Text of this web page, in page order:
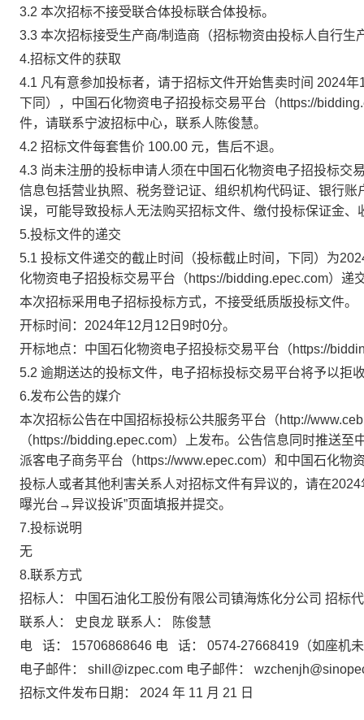
3.2 本次招标不接受联合体投标联合体投标。
3.3 本次招标接受生产商/制造商（招标物资由投标人自行
4.招标文件的获取
4.1 凡有意参加投标者，请于招标文件开始售卖时间 2024年
下同），中国石化物资电子招投标交易平台（https://
件，请联系宁波招标中心，联系人陈俊慧。
4.2 招标文件每套售价 100.00 元，售后不退。
4.3 尚未注册的投标申请人须在中国石化物资电子招投标交
信息包括营业执照、税务登记证、组织机构代码证、银行
误，可能导致投标人无法购买招标文件、缴付投标保证金
5.投标文件的递交
5.1 投标文件递交的截止时间（投标截止时间，下同）为
化物资电子招投标交易平台（https://bidding.epec.com）递
本次招标采用电子招标投标方式，不接受纸质版投标文件。
开标时间：2024年12月12日9时0分。
开标地点：中国石化物资电子招投标交易平台（https://
5.2 逾期送达的投标文件，电子招标投标交易平台将予以拒
6.发布公告的媒介
本次招标公告在中国招标投标公共服务平台（http://
（https://bidding.epec.com）上发布。公告信息同时推送
派客电子商务平台（https://www.epec.com）和中国石化物
投标人或者其他利害关系人对招标文件有异议的，请在
曝光台→异议投诉”页面填报并提交。
7.投标说明
无
8.联系方式
招标人：
中国石油化工股份有限公司镇海炼化分公司 招标
联系人：
史良龙 联系人：
陈俊慧
电 话：
15706868646 电 话：
0574-27668419（如座机
电子邮件：
shill@izpec.com 电子邮件：
招标文件发布日期： 2024 年 11 月 21 日